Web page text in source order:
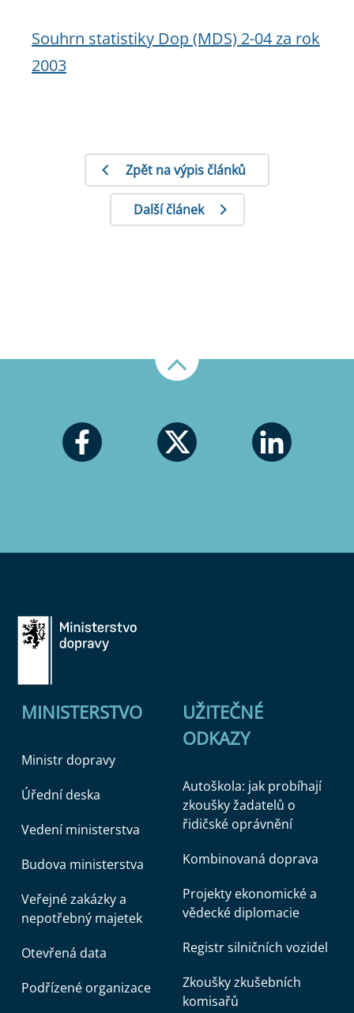
Souhrn statistiky Dop (MDS) 2-04 za rok
2003
Zpět na výpis článků
Další článek
MINISTERSTVO
Ministr dopravy
Úřední deska
Vedení ministerstva
Budova ministerstva
Veřejné zakázky a
nepotřebný majetek
Otevřená data
Podřízené organizace
UŽITEČNÉ
ODKAZY
Autoškola: jak probíhají
zkoušky žadatelů o
řidičské oprávnění
Kombinovaná doprava
Projekty ekonomické a
vědecké diplomacie
Registr silničních vozidel
Zkoušky zkušebních
komisařů